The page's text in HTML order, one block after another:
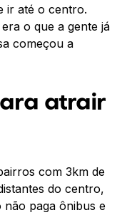
ir até o centro.
o que a gente já
começou a
atrair
com 3km de
do centro,
não paga ônibus e